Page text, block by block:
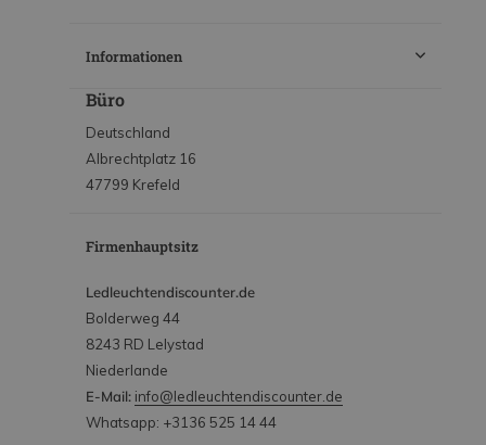
Informationen
Büro
Deutschland
Albrechtplatz 16
47799 Krefeld
Firmenhauptsitz
Ledleuchtendiscounter.de
Bolderweg 44
8243 RD Lelystad
Niederlande
E-Mail: info@ledleuchtendiscounter.de
Whatsapp: +3136 525 14 44